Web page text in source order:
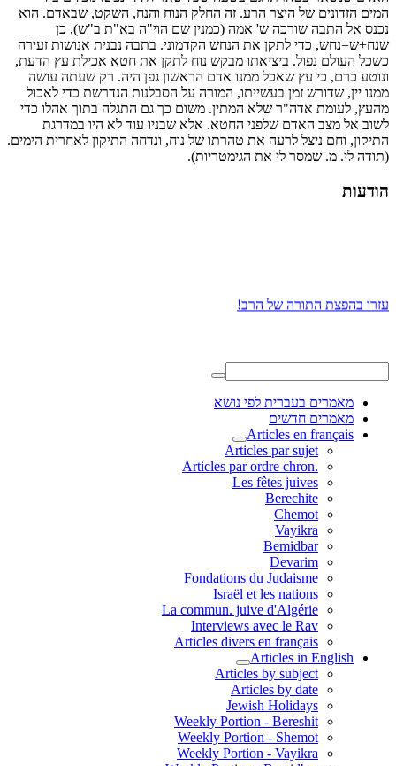
המים הזדונים של היצר הרע. זה החלק הנוח והנח, השקט, שבאדם. הוא
נכנס אל התבה שורכה ש' אמה (כמנין שם הוי"ה בא"ת ב"ש), כן
שנח+ש=נחש, כדי לתקן את הנחש הקדמוני. בתבה נבנית אנושות זעירה
כשכל העולם נפול. ביציאתו מבקש נוח לתקן את חטא אכילת עץ הדעת,
ונוטע כרם, כי עץ שאכל ממנו אדם הראשון גפן היה. רק שעתה עושה
ממנו יין, שדורש זמן בעשייתו, המורה על הסבלנות הנדרשת כדי לאכול
מהעץ, לעומת אדה"ר שלא המתין. משום כך גם התגלה בתוך אהלו כדי
לשוב אל מצב האדם שלפני החטא. אלא שבניו עוד לא היו במדרגת
התיקון, וחם ניצל לרעה את טהרתו של נוח, ונדחה התיקון לאחרית הימים.
(תודה לי. מ. שמסר לי את הגימטריות).
הודעות
עזרו בהפצת התורה של הרב!
מאמרים בעברית לפי נושא
מאמרים חדשים
Articles en français
Articles par sujet
.Articles par ordre chron
Les fêtes juives
Berechite
Chemot
Vayikra
Bemidbar
Devarim
Fondations du Judaisme
Israël et les nations
La commun. juive d'Algérie
Interviews avec le Rav
Articles divers en français
Articles in English
Articles by subject
Articles by date
Jewish Holidays
Weekly Portion - Bereshit
Weekly Portion - Shemot
Weekly Portion - Vayikra